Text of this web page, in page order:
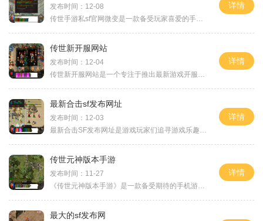
发布时间：12-08
传世手游私sf官网微变是一款备受玩家喜爱的手机游戏，以其丰富的玩法和精美的画面为特点。游戏中，玩家可以选择不同的职业，完成各种任务，冒险探索，体验刺激的战斗和策略的游
详情
传世新开服网站
发布时间：12-04
传世新开服网站是一个专注于推出最新游戏开服信息的网站。在传世新开服网站上，你可以找到各种各样的游戏开服信息，并了解到最新游戏的具体玩法介绍。无论你是游戏玩家还是游
详情
最新合击sf发布网址
发布时间：12-03
最新合击SF发布网址是游戏玩家们追寻游戏乐趣的热门去处。在这个网站上，你可以找到最新的合击SF游戏以及相关的资讯和攻略。无论你是新手还是资深玩家，这里都有适合你的游戏。
详情
传世元神版本手游
发布时间：11-27
《传世元神版本手游》是一款备受期待的手机游戏，让玩家在移动设备上体验到最经典的仙侠世界。游戏拥有丰富多样的玩法和令人惊叹的视觉效果，为玩家带来了全新的游戏体验。让
详情
最大的sf发布网